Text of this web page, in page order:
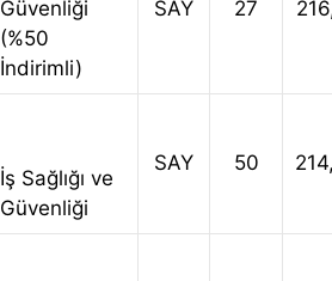
Güvenliği
(%50
İndirimli)
SAY 27
İş Sağlığı ve
Güvenliği
SAY 50